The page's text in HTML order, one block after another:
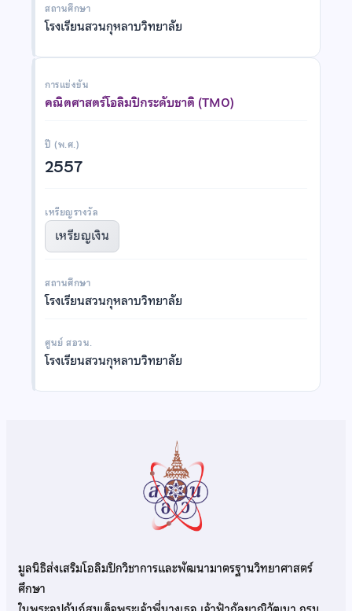
สถานศึกษา
โรงเรียนสวนกุหลาบวิทยาลัย
การแข่งขัน
คณิตศาสตร์โอลิมปิกระดับชาติ (TMO)
ปี (พ.ศ.)
2557
เหรียญรางวัล
เหรียญเงิน
สถานศึกษา
โรงเรียนสวนกุหลาบวิทยาลัย
ศูนย์ สอวน.
โรงเรียนสวนกุหลาบวิทยาลัย
มูลนิธิส่งเสริมโอลิมปิกวิชาการและพัฒนามาตรฐานวิทยาศาสตร์
ศึกษา